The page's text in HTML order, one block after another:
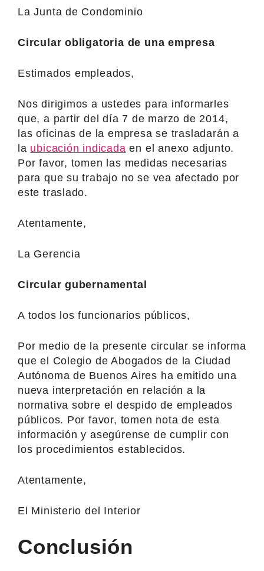
La Junta de Condominio
Circular obligatoria de una empresa
Estimados empleados,
Nos dirigimos a ustedes para informarles
que, a partir del día 7 de marzo de 2014,
las oficinas de la empresa se trasladarán a
la ubicación indicada en el anexo adjunto.
Por favor, tomen las medidas necesarias
para que su trabajo no se vea afectado por
este traslado.
Atentamente,
La Gerencia
Circular gubernamental
A todos los funcionarios públicos,
Por medio de la presente circular se informa
que el Colegio de Abogados de la Ciudad
Autónoma de Buenos Aires ha emitido una
nueva interpretación en relación a la
normativa sobre el despido de empleados
públicos. Por favor, tomen nota de esta
información y asegúrense de cumplir con
los procedimientos establecidos.
Atentamente,
El Ministerio del Interior
Conclusión